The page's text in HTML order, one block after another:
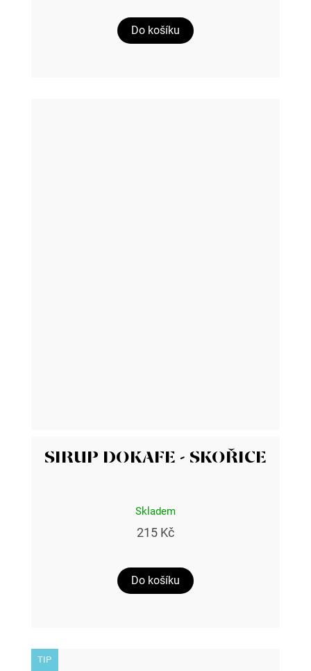
Do košíku
SIRUP DOKAFE - SKOŘICE
Skladem
215 Kč
Do košíku
TIP